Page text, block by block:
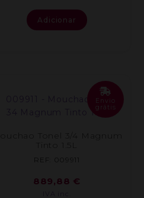
Adicionar
Tonel 3/4 Magnum
Tinto 1.5L
REF: 009911
889,88 €
Envio
grátis